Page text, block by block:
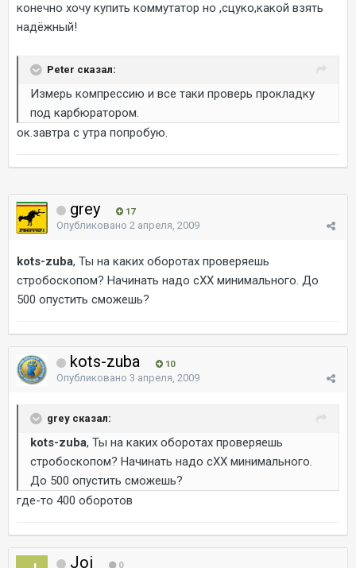
конечно хочу купить коммутатор но ,сцуко,какой взять
надёжный!
Peter сказал:
Измерь компрессию и все таки проверь прокладку
под карбюратором.
ок.завтра с утра попробую.
grey 17
Опубликовано 2 апреля, 2009
kots-zuba, Ты на каких оборотах проверяешь
стробоскопом? Начинать надо сХХ минимального. До
500 опустить сможешь?
kots-zuba 10
Опубликовано 3 апреля, 2009
grey сказал:
kots-zuba, Ты на каких оборотах проверяешь
стробоскопом? Начинать надо сХХ минимального.
До 500 опустить сможешь?
где-то 400 оборотов
Joi 0